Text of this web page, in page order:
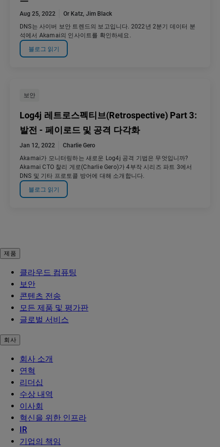
Aug 25, 2022 Or Katz, Jim Black
DNS는 사이버 보안 트렌드의 보고입니다. 2022년 2분기 데이터 분
석에서 Akamai의 인사이트를 확인하세요.
블로그 읽기
보안
Log4j 레트로스펙티브(Retrospective) Part 3:
발전 - 페이로드 및 공격 다각화
Jan 12, 2022
Charlie Gero
Akamai가 모니터링하는 새로운 Log4j 공격 기법은 무엇입니까?
Akamai CTO 찰리 게로(Charlie Gero)가 4부작 시리즈 파트 3에서
DNS 및 기타 프로토콜 방어에 대해 소개합니다.
블로그 읽기
제품
클라우드 컴퓨팅
보안
콘텐츠 전송
모든 제품 및 평가판
글로벌 서비스
회사
회사 소개
연혁
리더십
수상 내역
이사회
혁신을 위한 인프라
IR
기업의 책임